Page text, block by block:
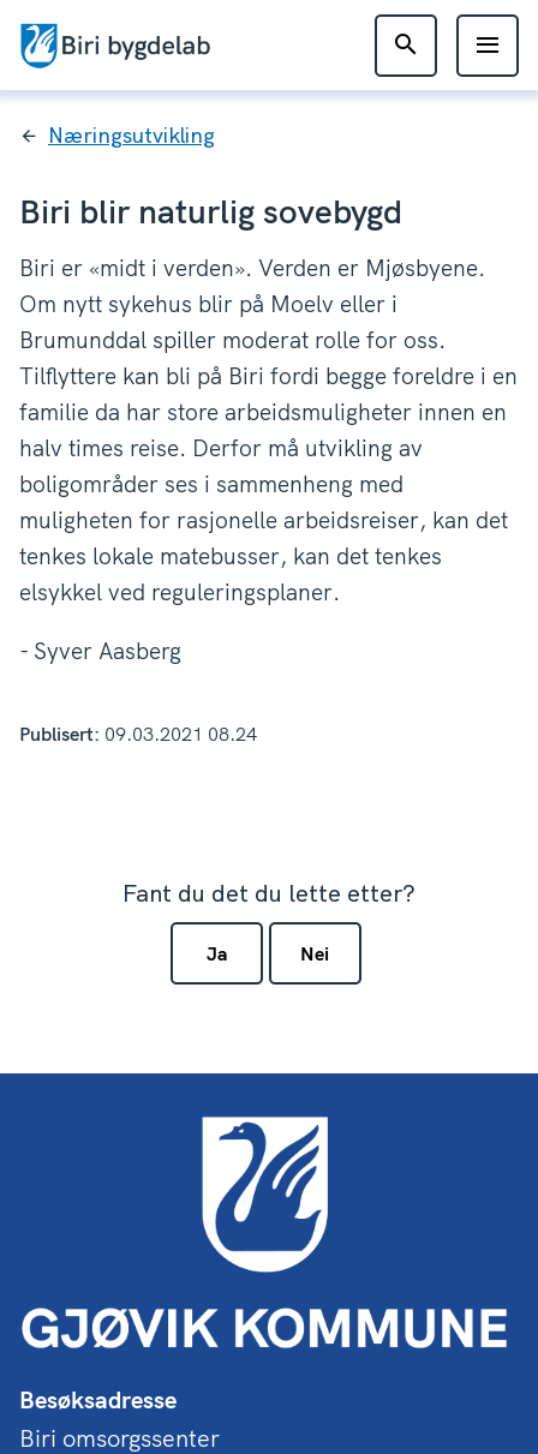
Biri
bygdelab
Du Næringsutvikling
Biri blir naturlig sovebygd
Biri er «midt i verden». Verden er Mjøsbyene.
Om nytt sykehus blir på Moelv eller i
Brumunddal spiller moderat rolle for oss.
Tilflyttere kan bli på Biri fordi begge foreldre i en
familie da har store arbeidsmuligheter innen en
halv times reise. Derfor må utvikling av
boligområder ses i sammenheng med
muligheten for rasjonelle arbeidsreiser, kan det
tenkes lokale matebusser, kan det tenkes
elsykkel ved reguleringsplaner.
- Syver Aasberg
Publisert 09.03.2021 08.24
Fant du det du lette etter?
Ja Nei
Besøksadresse
Biri omsorgssenter